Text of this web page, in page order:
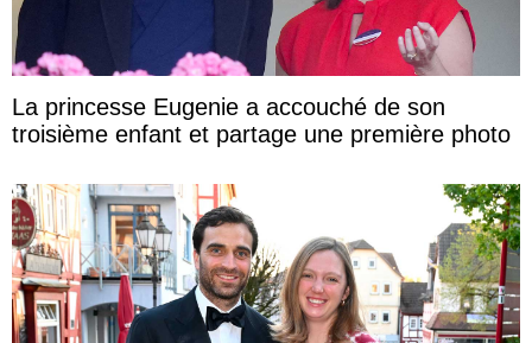
La princesse Eugenie a accouché de son
troisième enfant et partage une première photo